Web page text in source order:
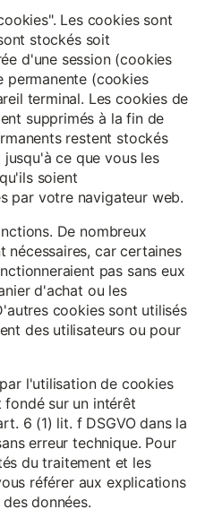
Les cookies sont
stockés soit
d'une session (cookies
permanente (cookies
terminal. Les cookies de
supprimés à la fin de
restent stockés
ce que vous les
soient
par votre navigateur web.
De nombreux
nécessaires, car certaines
pas sans eux
d'achat ou les
cookies sont utilisés
des utilisateurs ou pour
l'utilisation de cookies
fondé sur un intérêt
6 (1) lit. f DSGVO dans la
erreur technique. Pour
du traitement et les
référer aux explications
données.